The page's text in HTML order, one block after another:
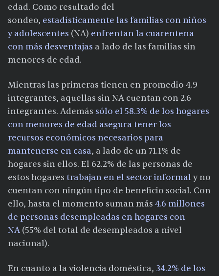
edad. Como resultado del
sondeo, estadísticamente las familias con niños
y adolescentes (NA) enfrentan la cuarentena
con más desventajas a lado de las familias sin
menores de edad.
Mientras las primeras tienen en promedio 4.9
integrantes, aquellas sin NA cuentan con 2.6
integrantes. Además sólo el 58.3% de los hogares
con menores de edad asegura tener los
recursos económicos necesarios para
mantenerse en casa, a lado de un 71.1% de
hogares sin ellos. El 62.2% de las personas de
estos hogares trabajan en el sector informal y no
cuentan con ningún tipo de beneficio social. Con
ello, hasta el momento suman más 4.6 millones
de personas desempleadas en hogares con
NA (55% del total de desempleados a nivel
nacional).
En cuanto a la violencia doméstica, 34.2% de los